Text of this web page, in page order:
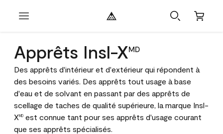
Apprêts Insl-XMD
Des apprêts d'intérieur et d'extérieur qui répondent à
des besoins variés. Des apprêts tout usage à base
d'eau et de solvant en passant par des apprêts de
scellage de taches de qualité supérieure, la marque Insl-
XMD est connue tant pour ses apprêts d'usage courant
que ses apprêts spécialisés.